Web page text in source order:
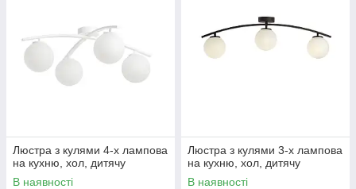
Люстра з кулями 4-х лампова
на кухню, хол, дитячу
В наявності
Люстра з кулями 3-х лампова
на кухню, хол, дитячу
В наявності